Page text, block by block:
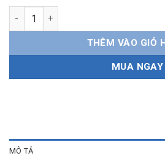
Gạt mưa Mitsubishi Triton Silicone
THÊM VÀO GIỎ
MUA NGAY
MÔ TẢ